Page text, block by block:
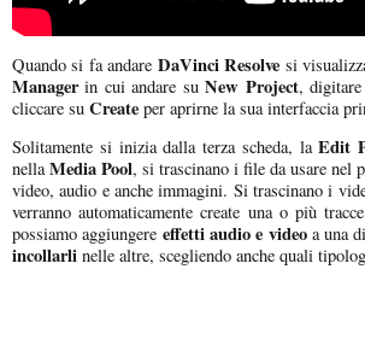
Quando si fa andare DaVinci Resolve si
Managerin cui andare suNew Project,
cliccare su Create per aprirne la sua interfaccia
Solitamente si inizia dalla terza scheda, laEdit
nellaMedia Pool, si trascinano i file da usare nel
video, audio e anche immagini. Si trascinano i
verranno automaticamente create una o più
possiamo aggiungere effetti audio e videoa una
incollarli nelle altre, scegliendo anche quali